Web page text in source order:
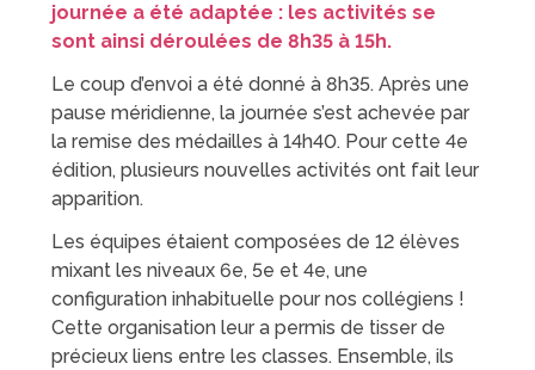
journée a été adaptée : les activités se
sont ainsi déroulées de 8h35 à 15h.
Le coup d’envoi a été donné à 8h35. Après une
pause méridienne, la journée s’est achevée par
la remise des médailles à 14h40. Pour cette 4e
édition, plusieurs nouvelles activités ont fait leur
apparition.
Les équipes étaient composées de 12 élèves
mixant les niveaux 6e, 5e et 4e, une
configuration inhabituelle pour nos collégiens !
Cette organisation leur a permis de tisser de
précieux liens entre les classes. Ensemble, ils